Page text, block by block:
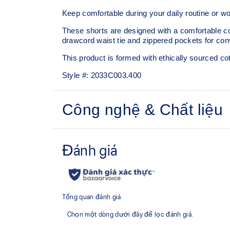
Keep comfortable during your daily routine or
These shorts are designed with a comfortable
drawcord waist tie and zippered pockets for
This product is formed with ethically sourced
Style #: 2033C003.400
Công nghệ & Chất liệu
Adjustable drawcord waist tie.
7in inseam.
sustainable manufacturing.